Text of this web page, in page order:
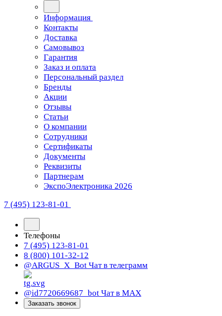
Информация
Контакты
Доставка
Самовывоз
Гарантия
Заказ и оплата
Персональный раздел
Бренды
Акции
Отзывы
Статьи
О компании
Сотрудники
Сертификаты
Документы
Реквизиты
Партнерам
ЭкспоЭлектроника 2026
7 (495) 123-81-01
Телефоны
7 (495) 123-81-01
8 (800) 101-32-12
@ARGUS_X_Bot Чат в телеграмм
@id7720669687_bot Чат в МАХ
Заказать звонок